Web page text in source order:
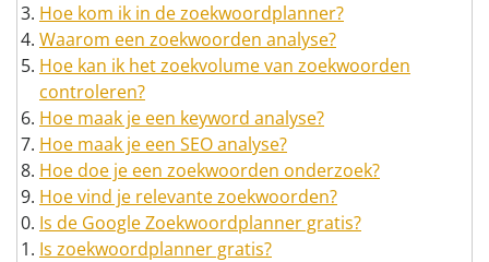
Hoe kom ik in de zoekwoordplanner?
Waarom een zoekwoorden analyse?
Hoe kan ik het zoekvolume van zoekwoorden
controleren?
Hoe maak je een keyword analyse?
Hoe maak je een SEO analyse?
Hoe doe je een zoekwoorden onderzoek?
Hoe vind je relevante zoekwoorden?
Is de Google Zoekwoordplanner gratis?
Is zoekwoordplanner gratis?